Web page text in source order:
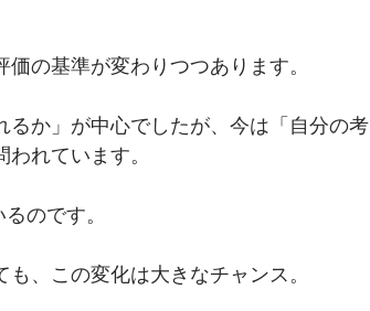
の基準が変わりつつあります。
か」が中心でしたが、今は「自分の考
れています。
のです。
、この変化は大きなチャンス。